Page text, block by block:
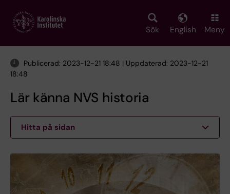
main
Sök English Meny
Publicerad: 2023-12-21 18:48 | Uppdaterad: 2023-12-21
18:48
Lär känna NVS historia
Hitta på sidan